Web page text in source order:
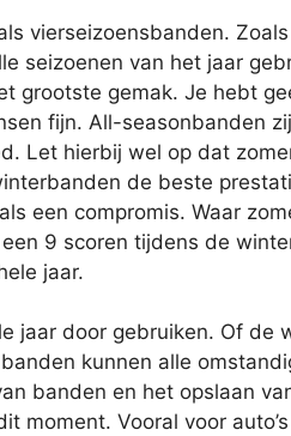
vierseizoensbanden.
seizoenen van het jaar
grootste gemak. Je hebt
fijn. All-seasonbanden
Let hierbij wel op dat
de beste
een compromis. Waar
9 scoren tijdens de
jaar.
jaar door gebruiken. Of de
kunnen alle
banden en het opslaan
moment. Vooral voor